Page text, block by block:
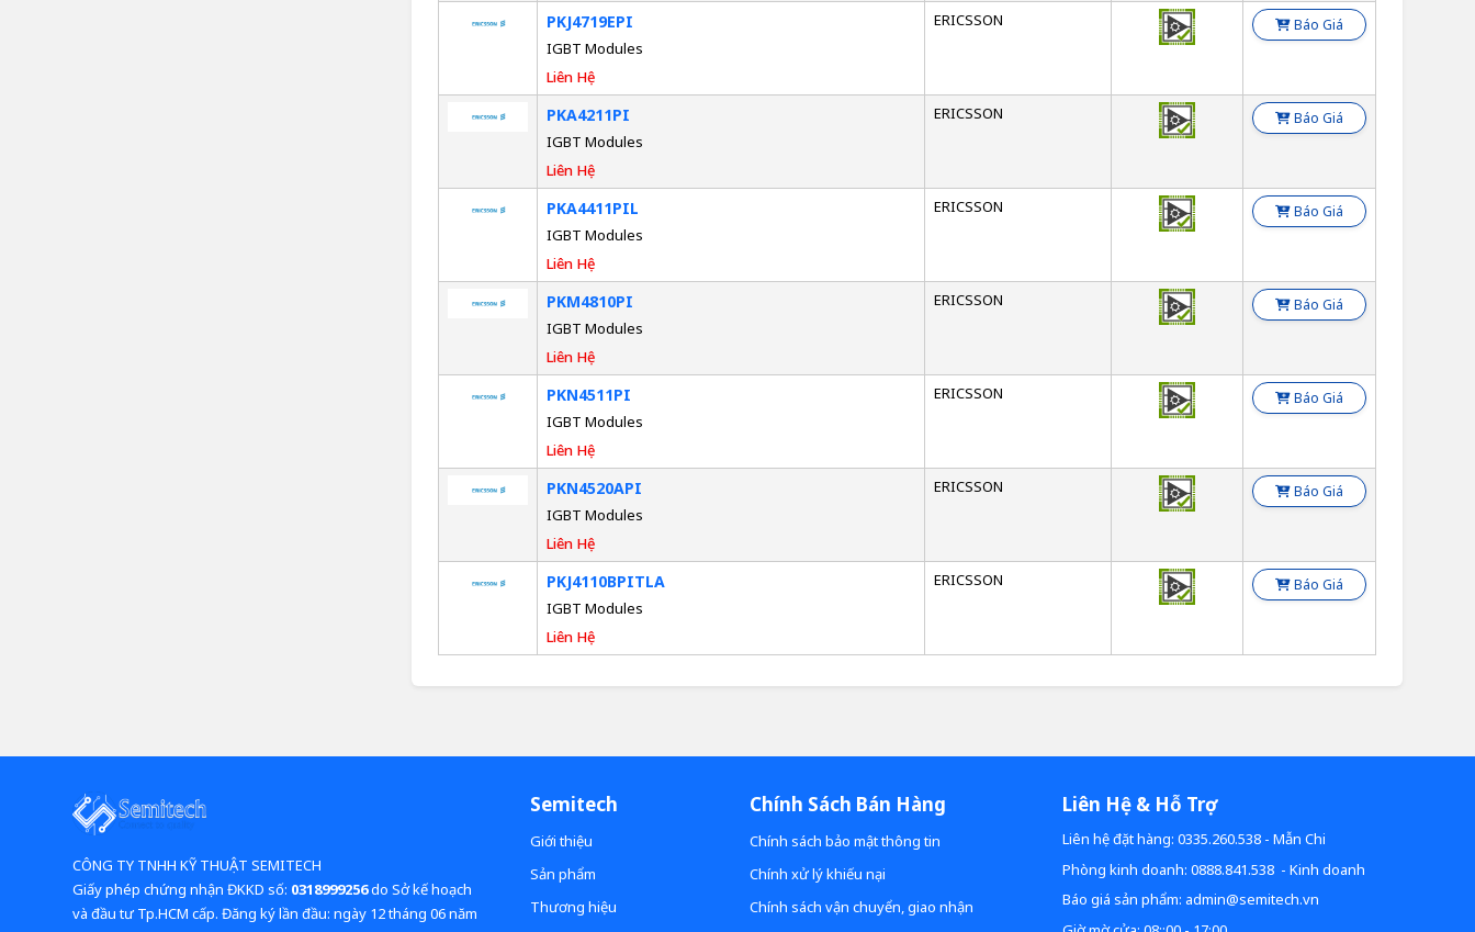
PKJ4719EPI
IGBT Modules
Liên Hệ
ERICSSON Báo Giá
PKA4211PI
IGBT Modules
Liên Hệ
ERICSSON Báo Giá
PKA4411PIL
IGBT Modules
Liên Hệ
ERICSSON Báo Giá
PKM4810PI
IGBT Modules
Liên Hệ
ERICSSON Báo Giá
PKN4511PI
IGBT Modules
Liên Hệ
ERICSSON Báo Giá
PKN4520API
IGBT Modules
Liên Hệ
ERICSSON Báo Giá
PKJ4110BPITLA
IGBT Modules
Liên Hệ
ERICSSON Báo Giá
CÔNG TY TNHH KỸ THUẬT SEMITECH
Giấy phép chứng nhận ĐKKD số: 0318999256do Sở kế hoạch
và đầu tư Tp.HCM cấp. Đăng ký lần đầu: ngày 12 tháng 06 năm
Semitech
Giới thiệu
Sản phẩm
Thương hiệu
Chính Sách Bán Hàng
Chính sách bảo mật thông tin
Chính xử lý khiếu nại
Chính sách vận chuyển, giao nhận
Liên Hệ & Hỗ Trợ
Liên hệ đặt hàng: 0335.260.538 - Mẫn Chi
Phòng kinh doanh: 0888.841.538 - Kinh doanh
Báo giá sản phẩm: admin@semitech.vn